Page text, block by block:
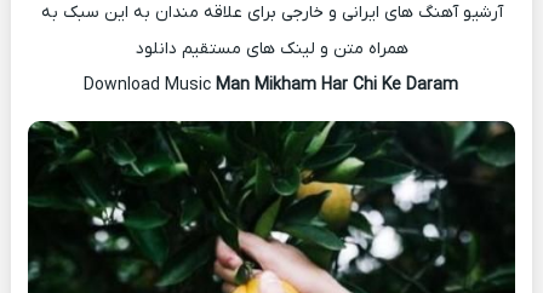
آرشیو آهنگ های ایرانی و خارجی برای علاقه مندان به این سبک به
همراه متن و لینک های مستقیم دانلود
Man Mikham Har Chi Ke Daram